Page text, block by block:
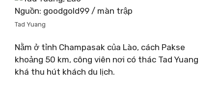
Nguồn: goodgold99 / màn trập
Tad Yuang
Nằm ở tỉnh Champasak của Lào, cách Pakse
khoảng 50 km, công viên nơi có thác Tad Yuang
khá thu hút khách du lịch.